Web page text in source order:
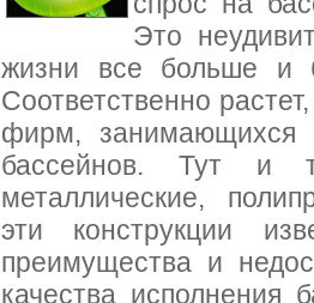
Это
жизни все больше и
Соответственно
фирм, занимающихся
бассейнов. Тут и
металлические,
эти конструкции
преимущества и
качества исполнения